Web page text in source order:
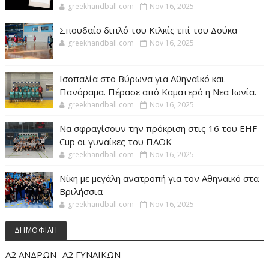
greekhandball.com Nov 16, 2025
Σπουδαίο διπλό του Κιλκίς επί του Δούκα
greekhandball.com Nov 16, 2025
Ισοπαλία στο Βύρωνα για Αθηναϊκό και
Πανόραμα. Πέρασε από Καματερό η Νεα Ιωνία.
greekhandball.com Nov 16, 2025
Να σφραγίσουν την πρόκριση στις 16 του EHF
Cup οι γυναίκες του ΠΑΟΚ
greekhandball.com Nov 16, 2025
Νίκη με μεγάλη ανατροπή για τον Αθηναϊκό στα
Βριλήσσια
greekhandball.com Nov 16, 2025
ΔΗΜΟΦΙΛΗ
Α2 ΑΝΔΡΩΝ- Α2 ΓΥΝΑΙΚΩΝ